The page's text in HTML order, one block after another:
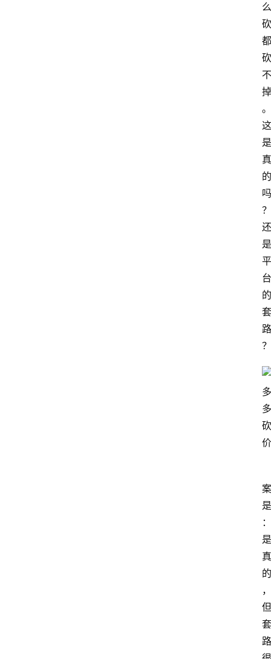
么
砍
都
砍
不
掉
。
这
是
真
的
吗
？
还
是
平
台
的
套
路
？
案
是
：
是
真
的
，
但
套
路